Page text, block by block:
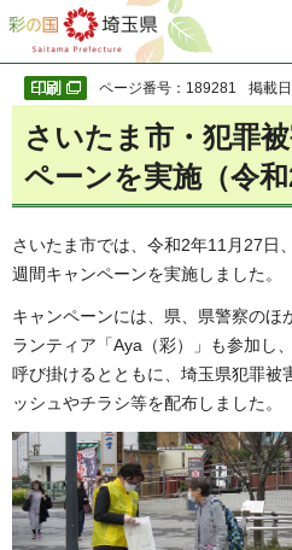
彩の国 埼玉県
ページ番号：189281 掲載
さいたま市・犯罪
ペーンを実施（令和
さいたま市では、令和2年11月27日
週間キャンペーンを実施しました。
キャンペーンには、県、県警察のほ
ランティア「Aya（彩）」も参加し
呼び掛けるとともに、埼玉県犯罪被
ッシュやチラシ等を配布しました。